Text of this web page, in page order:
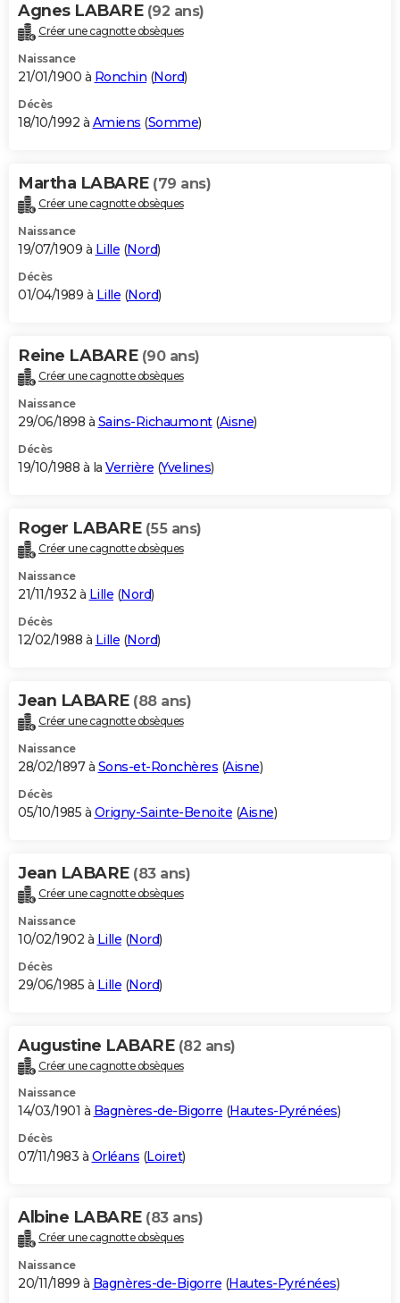
Agnes LABARE (92 ans)
Créer une cagnotte obsèques
Naissance
21/01/1900 à Ronchin (Nord)
Décès
18/10/1992 à Amiens (Somme)
Martha LABARE (79 ans)
Créer une cagnotte obsèques
Naissance
19/07/1909 à Lille (Nord)
Décès
01/04/1989 à Lille (Nord)
Reine LABARE (90 ans)
Créer une cagnotte obsèques
Naissance
29/06/1898 à Sains-Richaumont(Aisne)
Décès
19/10/1988 à la Verrière (Yvelines)
Roger LABARE (55 ans)
Créer une cagnotte obsèques
Naissance
21/11/1932 à Lille (Nord)
Décès
12/02/1988 à Lille (Nord)
Jean LABARE (88 ans)
Créer une cagnotte obsèques
Naissance
28/02/1897 à Sons-et-Ronchères (Aisne)
Décès
05/10/1985 à Origny-Sainte-Benoite (Aisne)
Jean LABARE (83 ans)
Créer une cagnotte obsèques
Naissance
10/02/1902 à Lille (Nord)
Décès
29/06/1985 à Lille (Nord)
Augustine LABARE (82 ans)
Créer une cagnotte obsèques
Naissance
14/03/1901 à Bagnères-de-Bigorre (Hautes-Pyrénées)
Décès
07/11/1983 à Orléans (Loiret)
Albine LABARE (83 ans)
Créer une cagnotte obsèques
Naissance
20/11/1899 à Bagnères-de-Bigorre (Hautes-Pyrénées)